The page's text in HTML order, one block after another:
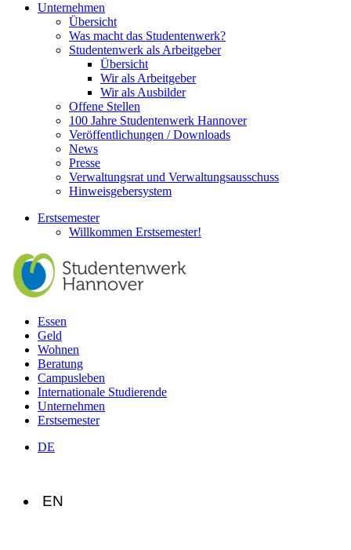
Unternehmen
Übersicht
Was macht das Studentenwerk?
Studentenwerk als Arbeitgeber
Übersicht
Wir als Arbeitgeber
Wir als Ausbilder
Offene Stellen
100 Jahre Studentenwerk Hannover
Veröffentlichungen / Downloads
News
Presse
Verwaltungsrat und Verwaltungsausschuss
Hinweisgebersystem
Erstsemester
Willkommen Erstsemester!
Essen
Geld
Wohnen
Beratung
Campusleben
Internationale Studierende
Unternehmen
Erstsemester
DE
EN